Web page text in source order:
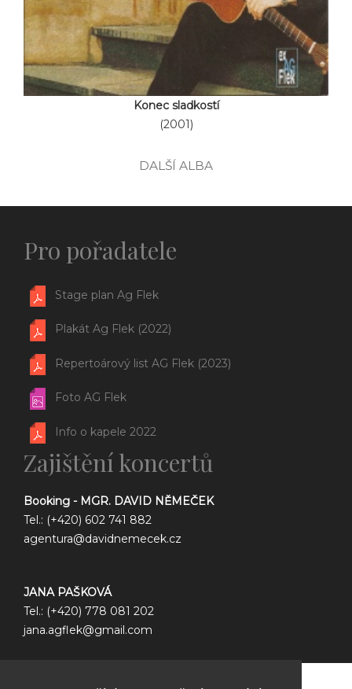
Konec sladkostí
(2001)
DALŠÍ ALBA
Pro pořadatele
Stage plan Ag Flek
Plakát Ag Flek (2022)
Repertoárový list AG Flek (2023)
Foto AG Flek
Info o kapele 2022
Zajištění koncertů
Booking - MGR. DAVID NĚMEČEK
Tel.: (+420) 602 741 882
agentura@davidnemecek.cz
JANA PAŠKOVÁ
Tel.: (+420) 778 081 202
jana.agflek@gmail.com